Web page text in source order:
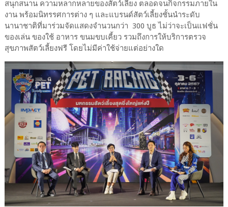
สนุกสนาน ความหลากหลายของสัตว์เลี้ยง ตลอดจนกิจกรรมภายใน
งาน พร้อมนิทรรศการต่าง ๆ และแบรนด์สัตว์เลี้ยงชั้นนำระดับ
นานาชาติที่มาร่วมจัดแสดงจำนวนกว่า 300 บูธ ไม่ว่าจะเป็นแฟชั่น
ของเล่น ของใช้ อาหาร ขนมขบเคี้ยว รวมถึงการให้บริการตรวจ
สุขภาพสัตว์เลี้ยงฟรี โดยไม่มีค่าใช้จ่ายแต่อย่างใด